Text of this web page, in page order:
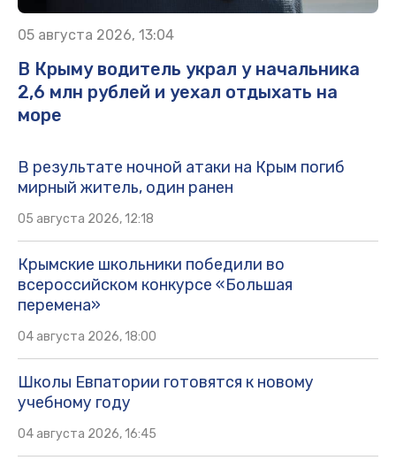
05 августа 2026, 13:04
В Крыму водитель украл у начальника
2,6 млн рублей и уехал отдыхать на
море
В результате ночной атаки на Крым погиб
мирный житель, один ранен
05 августа 2026, 12:18
Крымские школьники победили во
всероссийском конкурсе «Большая
перемена»
04 августа 2026, 18:00
Школы Евпатории готовятся к новому
учебному году
04 августа 2026, 16:45